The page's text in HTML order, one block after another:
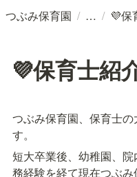
つぶみ保育園 / / 💜保
💜保育士紹
つぶみ保育園、保育士
す。
短大卒業後、幼稚園、
務経験を経て現在つぶ